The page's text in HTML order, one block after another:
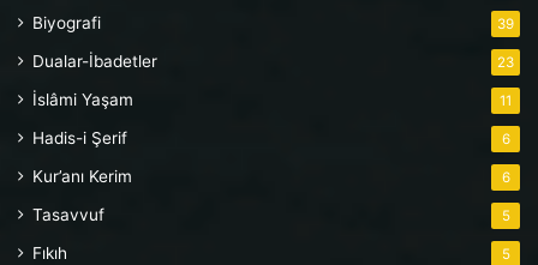
Biyografi 39
Dualar-İbadetler 23
İslâmi Yaşam 11
Hadis-i Şerif 6
Kur’anı Kerim 6
Tasavvuf 5
Fıkıh 5